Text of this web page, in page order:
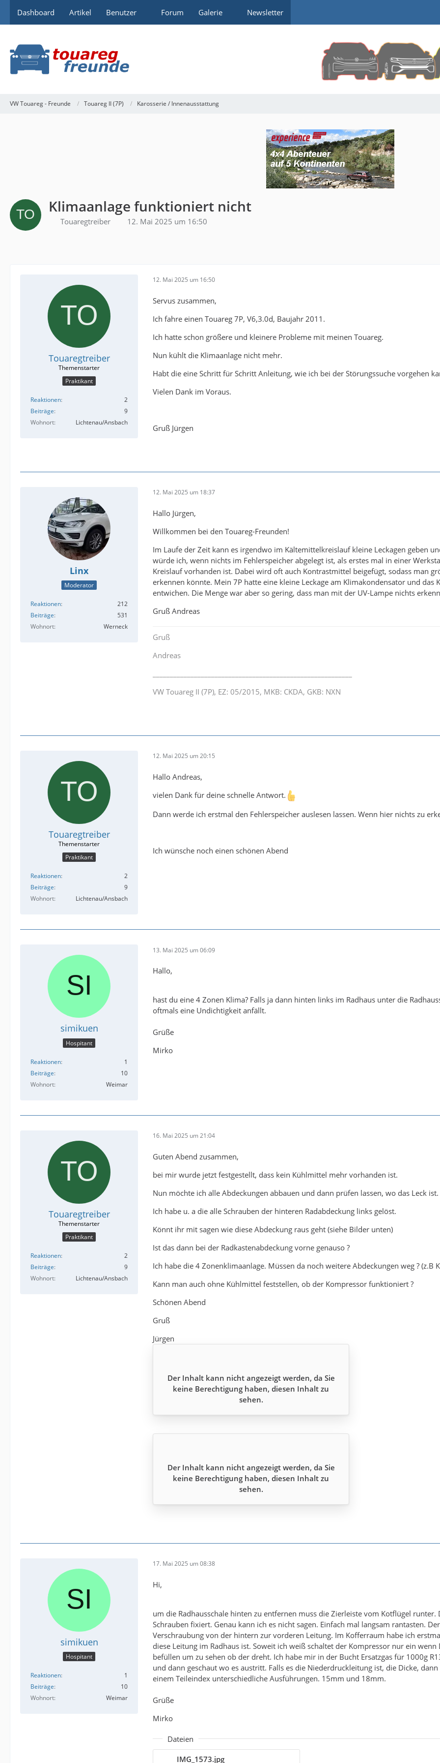
Dashboard Artikel Benutzer Forum Galerie Newsletter
VW Touareg - Freunde Touareg II (7P) Karosserie / Innenausstattung
Klimaanlage funktioniert nicht
Touaregtreiber 12. Mai 2025 um 16:50
Touaregtreiber
Praktikant
Reaktionen
2
Beiträge
9
Wohnort
Lichtenau/Ansbach
12. Mai 2025 um 16:50
Servus zusammen,
Ich fahre einen Touareg 7P, V6,3.0d, Baujahr 2011.
Ich hatte schon größere und kleinere Probleme mit meinen Touareg.
Nun kühlt die Klimaanlage nicht mehr.
Habt die eine Schritt für Schritt Anleitung, wie ich bei der Störungssuche vorgehen
Vielen Dank im Voraus.
Gruß Jürgen
Linx
Moderator
Reaktionen
212
Beiträge
531
Wohnort
Werneck
12. Mai 2025 um 18:37
Hallo Jürgen,
Willkommen bei den Touareg-Freunden!
Im Laufe der Zeit kann es irgendwo im Kältemittelkreislauf kleine Leckagen geben
würde ich, wenn nichts im Fehlerspeicher abgelegt ist, als erstes mal in einer
Kreislauf vorhanden ist. Dabei wird oft auch Kontrastmittel beigefügt, sodass man
erkennen könnte. Mein 7P hatte eine kleine Leckage am Klimakondensator und
entwichen. Die Menge war aber so gering, dass man mit der UV-Lampe nichts
Gruß Andreas
Gruß
Andreas
VW Touareg II (7P), EZ: 05/2015, MKB: CKDA, GKB: NXN
Touaregtreiber
Praktikant
Reaktionen
2
Beiträge
9
Wohnort
Lichtenau/Ansbach
12. Mai 2025 um 20:15
Hallo Andreas,
vielen Dank für deine schnelle Antwort.
Dann werde ich erstmal den Fehlerspeicher auslesen lassen. Wenn hier nichts zu
Ich wünsche noch einen schönen Abend
simikuen
Hospitant
Reaktionen
1
Beiträge
10
Wohnort
Weimar
13. Mai 2025 um 06:09
Hallo,
hast du eine 4 Zonen Klima? Falls ja dann hinten links im Radhaus unter die
oftmals eine Undichtigkeit anfällt.
Grüße
Mirko
Touaregtreiber
Praktikant
Reaktionen
2
Beiträge
9
Wohnort
Lichtenau/Ansbach
16. Mai 2025 um 21:04
Guten Abend zusammen,
bei mir wurde jetzt festgestellt, dass kein Kühlmittel mehr vorhanden ist.
Nun möchte ich alle Abdeckungen abbauen und dann prüfen lassen, wo das Leck ist.
Ich habe u. a die alle Schrauben der hinteren Radabdeckung links gelöst.
Könnt ihr mit sagen wie diese Abdeckung raus geht (siehe Bilder unten)
Ist das dann bei der Radkastenabdeckung vorne genauso ?
Ich habe die 4 Zonenklimaanlage. Müssen da noch weitere Abdeckungen weg ? (z.B
Kann man auch ohne Kühlmittel feststellen, ob der Kompressor funktioniert ?
Schönen Abend
Gruß
Jürgen
Der Inhalt kann nicht angezeigt werden, da Sie
keine Berechtigung haben, diesen Inhalt zu
sehen.
Der Inhalt kann nicht angezeigt werden, da Sie
keine Berechtigung haben, diesen Inhalt zu
sehen.
simikuen
Hospitant
Reaktionen
1
Beiträge
10
Wohnort
Weimar
17. Mai 2025 um 08:38
Hi,
um die Radhausschale hinten zu entfernen muss die Zierleiste vom Kotflügel
Schrauben fixiert. Genau kann ich es nicht sagen. Einfach mal langsam rantasten.
Verschraubung von der hintern zur vorderen Leitung. Im Kofferraum habe ich
diese Leitung im Radhaus ist. Soweit ich weiß schaltet der Kompressor nur ein
befüllen um zu sehen ob der dreht. Ich habe mir in der Bucht Ersatzgas für 1000g
und dann geschaut wo es austritt. Falls es die Niederdruckleitung ist, die Dicke,
einem Teileindex unterschiedliche Ausführungen. 15mm und 18mm.
Grüße
Mirko
Dateien
IMG_1573.jpg